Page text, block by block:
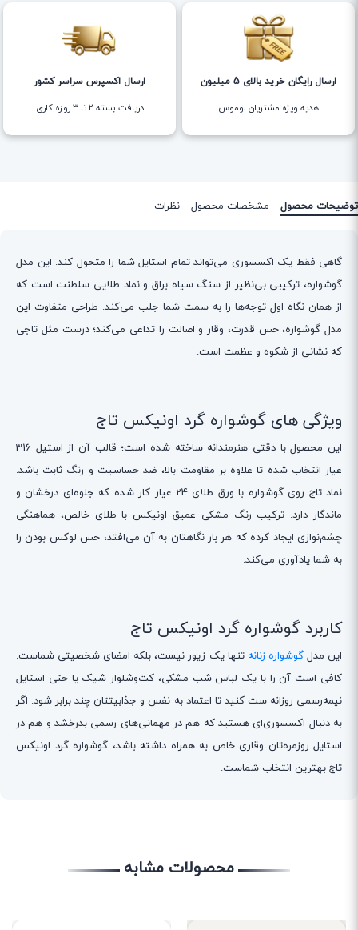
ارسال رایگان خرید بالای 5 میلیون
هدیه ویژه مشتریان لوموس
ارسال اکسپرس سراسر کشور
دریافت بسته ۲ تا ۳ روزه کاری
توضیحات محصول مشخصات محصول نظرات
گاهی فقط یک اکسسوری می‌تواند تمام استایل شما را متحول کند. این مدل
گوشواره، ترکیبی بی‌نظیر از سنگ سیاه براق و نماد طلایی سلطنت است که
از همان نگاه اول توجه‌ها را به سمت شما جلب می‌کند. طراحی متفاوت این
مدل گوشواره، حس قدرت، وقار و اصالت را تداعی می‌کند؛ درست مثل تاجی
که نشانی از شکوه و عظمت است.
ویژگی های گوشواره گرد اونیکس تاج
این محصول با دقتی هنرمندانه ساخته شده است؛ قالب آن از استیل 316
عیار انتخاب شده تا علاوه بر مقاومت بالا، ضد حساسیت و رنگ ثابت باشد.
نماد تاج روی گوشواره با ورق طلای 24 عیار کار شده که جلوه‌ای درخشان و
ماندگار دارد. ترکیب رنگ مشکی عمیق اونیکس با طلای خالص، هماهنگی
چشم‌نوازی ایجاد کرده که هر بار نگاهتان به آن می‌افتد، حس لوکس بودن را
به شما یادآوری می‌کند.
کاربرد گوشواره گرد اونیکس تاج
این مدلگوشواره زنانه تنها یک زیور نیست، بلکه امضای شخصیتی شماست.
کافی است آن را با یک لباس شب مشکی، کت‌وشلوار شیک یا حتی استایل
نیمه‌رسمی روزانه ست کنید تا اعتماد به نفس و جذابیتتان چند برابر شود. اگر
به دنبال اکسسوری‌ای هستید که هم در مهمانی‌های رسمی بدرخشد و هم در
استایل روزمره‌تان وقاری خاص به همراه داشته باشد، گوشواره گرد اونیکس
تاج بهترین انتخاب شماست.
محصولات مشابه